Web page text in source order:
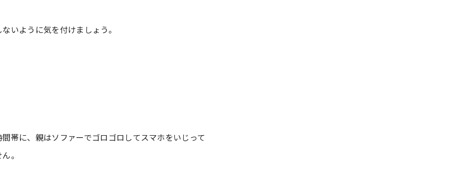
いように気を付けましょう。
帯に、親はソファーでゴロゴロしてスマホをいじって
。